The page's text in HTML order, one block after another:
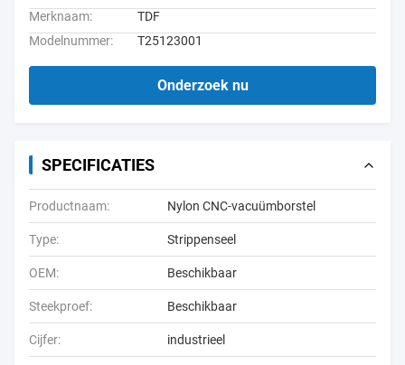
Merknaam:
TDF
Modelnummer:
T25123001
Onderzoek nu
SPECIFICATIES
Productnaam: Nylon CNC-vacuümborstel
Type: Strippenseel
OEM: Beschikbaar
Steekproef: Beschikbaar
Cijfer: industrieel